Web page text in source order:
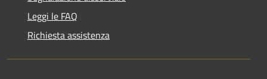
Leggi le FAQ
Richiesta assistenza